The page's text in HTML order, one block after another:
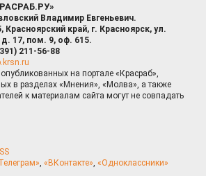
Владимир Евгеньевич.
Красноярский край, г. Красноярск, ул.
17, пом. 9, оф. 615.
211-56-88
на портале «Красраб»,
в разделах «Мнения», «Молва», а также
к материалам сайта могут не совпадать
, «ВКонтакте», «Одноклассники»